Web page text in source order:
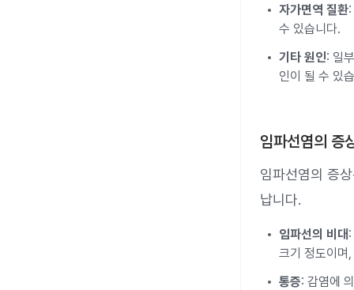
자가면역 질환
수 있습니다.
기타 원인: 일
인이 될 수 있
임파선염의 증
임파선염의 증
납니다.
임파선의 비대
크기 정도이며
통증: 감염에